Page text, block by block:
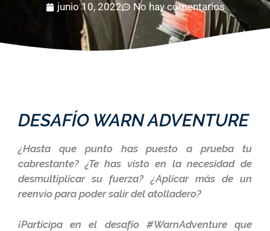
junio 10, 2022 No hay comentarios
DESAFÍO WARN ADVENTURE
¿Hasta que punto has puesto a prueba tu
cabrestante? ¿Te has visto en la necesidad de
desmultiplicar su fuerza? ¿Aplicar más de un
reenvío para poder salir del atolladero?
¡Participa en el desafío #WarnAdventure que